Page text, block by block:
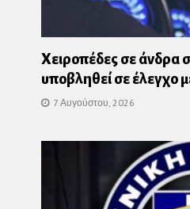
Χειροπέδες σε άνδρα
υποβληθεί σε έλεγχο
7 Αυγούστου, 2026